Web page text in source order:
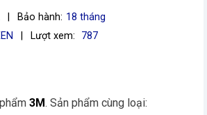
Bảo hành: 18 tháng
Lượt xem: 787
3M. Sản phẩm cùng loại: